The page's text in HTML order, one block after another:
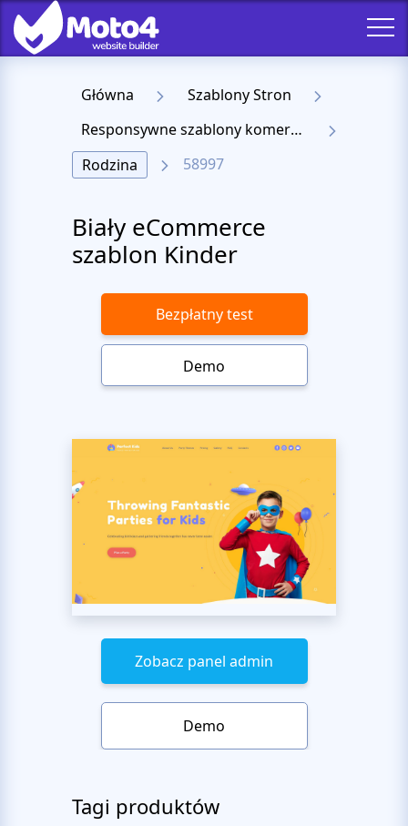
Główna
Szablony Stron
Responsywne szablony komercyjne
Rodzina
58997
Biały eCommerce
szablon Kinder
Bezpłatny test
Demo
Zobacz panel admin
Demo
Tagi produktów